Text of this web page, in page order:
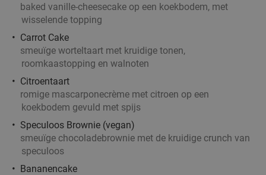
baked vanille-cheesecake op een koekbodem, met
wisselende topping
Carrot Cake
smeuïge worteltaart met kruidige tonen,
roomkaastopping en walnoten
Citroentaart
romige mascarponecrème met citroen op een
koekbodem gevuld met spijs
Speculoos Brownie (vegan)
smeuïge chocoladebrownie met de kruidige crunch van
speculoos
Bananencake